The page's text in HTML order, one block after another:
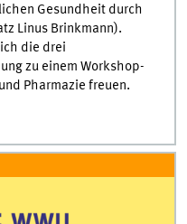
Gesundheit durch
Linus Brinkmann).
die drei
zu einem Workshop-
Pharmazie freuen.